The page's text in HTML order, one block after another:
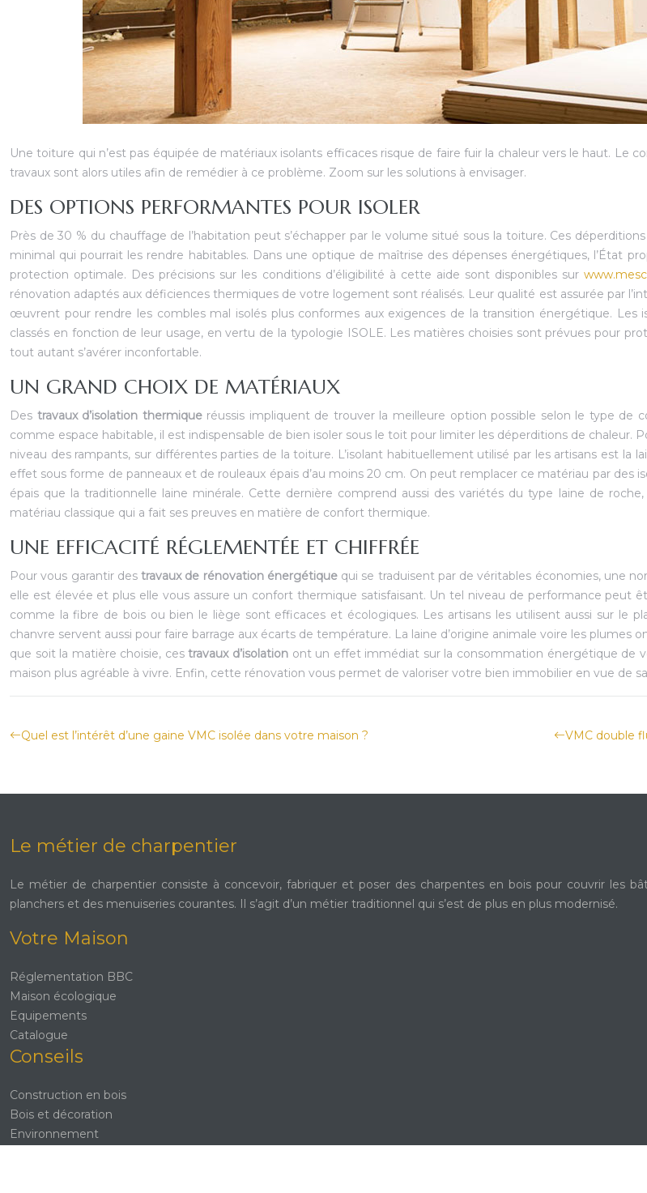
Une toiture qui n’est pas équipée de matériaux isolants efficaces risque de faire fuir la chaleur vers le haut. Le
travaux sont alors utiles afin de remédier à ce problème. Zoom sur les solutions à envisager.
DES OPTIONS PERFORMANTES POUR ISOLER
Près de 30 % du chauffage de l’habitation peut s’échapper par le volume situé sous la toiture. Ces
minimal qui pourrait les rendre habitables. Dans une optique de maîtrise des dépenses énergétiques, l’État
protection optimale. Des précisions sur les conditions d’éligibilité à cette aide sont disponibles sur
rénovation adaptés aux déficiences thermiques de votre logement sont réalisés. Leur qualité est assurée par
œuvrent pour rendre les combles mal isolés plus conformes aux exigences de la transition énergétique.
classés en fonction de leur usage, en vertu de la typologie ISOLE. Les matières choisies sont prévues pour
tout autant s’avérer inconfortable.
UN GRAND CHOIX DE MATÉRIAUX
Des travaux d’isolation thermiqueréussis impliquent de trouver la meilleure option possible selon le type de
comme espace habitable, il est indispensable de bien isoler sous le toit pour limiter les déperditions de
niveau des rampants, sur différentes parties de la toiture. L’isolant habituellement utilisé par les artisans est
effet sous forme de panneaux et de rouleaux épais d’au moins 20 cm. On peut remplacer ce matériau par
épais que la traditionnelle laine minérale. Cette dernière comprend aussi des variétés du type laine de
matériau classique qui a fait ses preuves en matière de confort thermique.
UNE EFFICACITÉ RÉGLEMENTÉE ET CHIFFRÉE
Pour vous garantir des travaux de rénovation énergétiquequi se traduisent par de véritables économies, une
elle est élevée et plus elle vous assure un confort thermique satisfaisant. Un tel niveau de performance peut
comme la fibre de bois ou bien le liège sont efficaces et écologiques. Les artisans les utilisent aussi sur le
chanvre servent aussi pour faire barrage aux écarts de température. La laine d’origine animale voire les
que soit la matière choisie, cestravaux d’isolation ont un effet immédiat sur la consommation énergétique de
maison plus agréable à vivre. Enfin, cette rénovation vous permet de valoriser votre bien immobilier en vue de
Quel est l’intérêt d’une gaine VMC isolée dans votre maison ? VMC double
Le métier de charpentier
Le métier de charpentier consiste à concevoir, fabriquer et poser des charpentes en bois pour couvrir les
planchers et des menuiseries courantes. Il s’agit d’un métier traditionnel qui s’est de plus en plus modernisé.
Votre Maison
Réglementation BBC
Maison écologique
Equipements
Catalogue
Conseils
Construction en bois
Bois et décoration
Environnement